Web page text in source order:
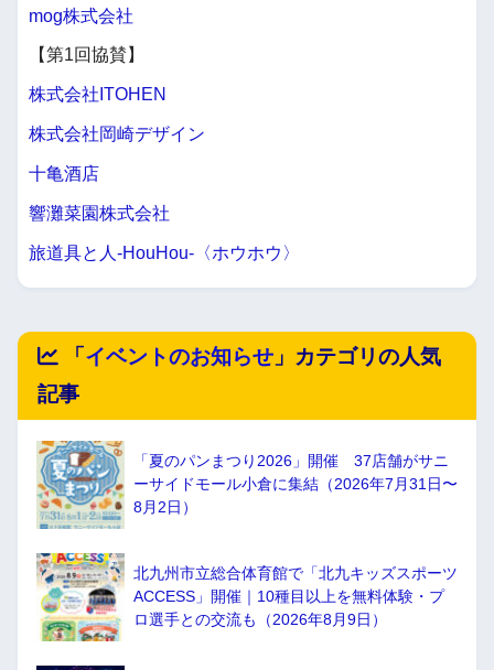
mog株式会社
【第1回協賛】
株式会社ITOHEN
株式会社岡崎デザイン
十亀酒店
響灘菜園株式会社
旅道具と人-HouHou-〈ホウホウ〉
「イベントのお知らせ 」カテゴリの人気
記事
「夏のパンまつり2026」開催 37店舗がサニ
ーサイドモール小倉に集結（2026年7月31日〜
8月2日）
北九州市立総合体育館で「北九キッズスポーツ
ACCESS」開催｜10種目以上を無料体験・プ
ロ選手との交流も（2026年8月9日）